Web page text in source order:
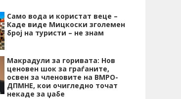
Само вода и користат веце –
Каде виде Мицкоски зголемен
број на туристи – не знам
Макрадули за горивата: Нов
ценовен шок за граѓаните,
освен за членовите на ВМРО-
ДПМНЕ, кои очигледно точат
некаде за џабе